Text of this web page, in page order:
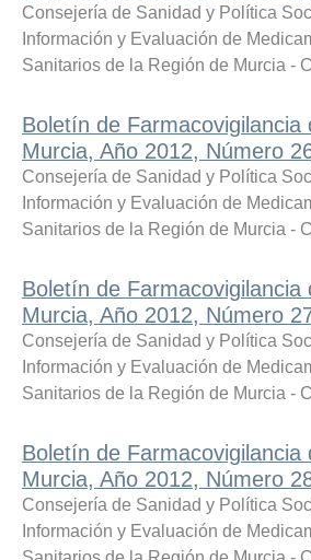
Consejería de Sanidad y Política
Información y Evaluación de
Sanitarios de la Región de Murcia -
Boletín de Farmacovigilancia
Murcia, Año 2012, Número
Consejería de Sanidad y Política
Información y Evaluación de
Sanitarios de la Región de Murcia -
Boletín de Farmacovigilancia
Murcia, Año 2012, Número
Consejería de Sanidad y Política
Información y Evaluación de
Sanitarios de la Región de Murcia -
Boletín de Farmacovigilancia
Murcia, Año 2012, Número
Consejería de Sanidad y Política
Información y Evaluación de